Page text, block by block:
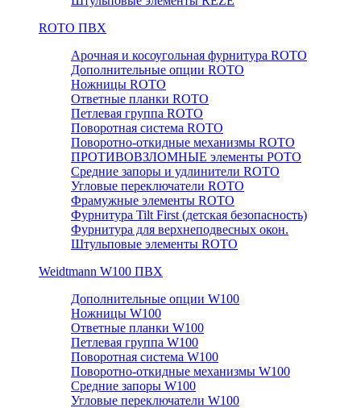
RОTO ПВХ
Арочная и косоугольная фурнитура ROTO
Дополнительные опции ROTO
Ножницы ROTO
Ответные планки ROTO
Петлевая группа ROTO
Поворотная система ROTO
Поворотно-откидные механизмы ROTO
ПРОТИВОВЗЛОМНЫЕ элементы РОТО
Средние запоры и удлинители ROTO
Угловые переключатели ROTO
Фрамужные элементы ROTO
Фурнитура Tilt First (детская безопасность)
Фурнитура для верхнеподвесных окон.
Штульповые элементы ROTO
Weidtmann W100 ПВХ
Дополнительные опции W100
Ножницы W100
Ответные планки W100
Петлевая группа W100
Поворотная система W100
Поворотно-откидные механизмы W100
Средние запоры W100
Угловые переключатели W100